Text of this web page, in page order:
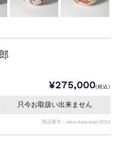
¥275,000(税込)
只今お取扱い出来ません
商品番号：mino-kary-teat-0014